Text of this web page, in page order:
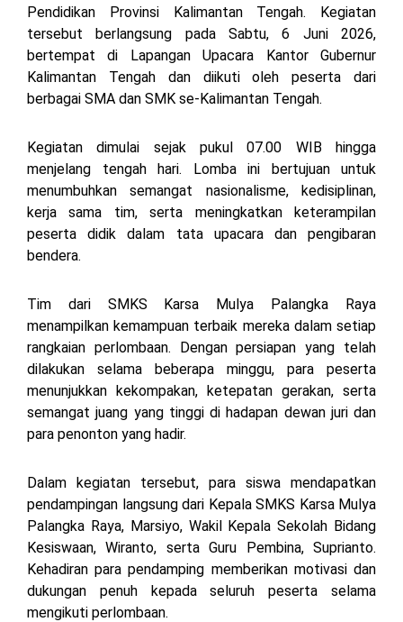
Pendidikan Provinsi Kalimantan Tengah. Kegiatan
tersebut berlangsung pada Sabtu, 6 Juni 2026,
bertempat di Lapangan Upacara Kantor Gubernur
Kalimantan Tengah dan diikuti oleh peserta dari
berbagai SMA dan SMK se-Kalimantan Tengah.
Kegiatan dimulai sejak pukul 07.00 WIB hingga
menjelang tengah hari. Lomba ini bertujuan untuk
menumbuhkan semangat nasionalisme, kedisiplinan,
kerja sama tim, serta meningkatkan keterampilan
peserta didik dalam tata upacara dan pengibaran
bendera.
Tim dari SMKS Karsa Mulya Palangka Raya
menampilkan kemampuan terbaik mereka dalam setiap
rangkaian perlombaan. Dengan persiapan yang telah
dilakukan selama beberapa minggu, para peserta
menunjukkan kekompakan, ketepatan gerakan, serta
semangat juang yang tinggi di hadapan dewan juri dan
para penonton yang hadir.
Dalam kegiatan tersebut, para siswa mendapatkan
pendampingan langsung dari Kepala SMKS Karsa Mulya
Palangka Raya, Marsiyo, Wakil Kepala Sekolah Bidang
Kesiswaan, Wiranto, serta Guru Pembina, Suprianto.
Kehadiran para pendamping memberikan motivasi dan
dukungan penuh kepada seluruh peserta selama
mengikuti perlombaan.